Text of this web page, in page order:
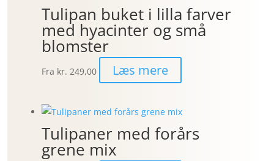
Tulipan buket i lilla farver
med hyacinter og små
blomster
Fra kr. 249,00 Læs mere
Tulipaner med forårs
grene mix